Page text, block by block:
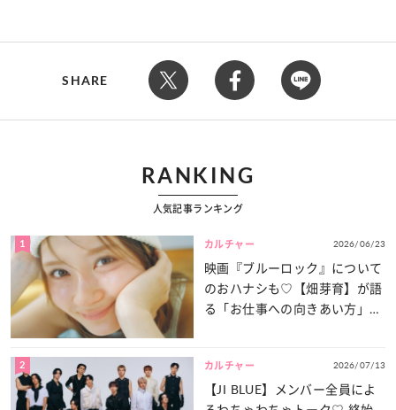
SHARE
RANKING
人気記事ランキング
1 カルチャー 2026/06/23
映画『ブルーロック』について
のおハナシも♡【畑芽育】が語
る「お仕事への向きあい方」と
2 カルチャー 2026/07/13
【JI BLUE】メンバー全員によ